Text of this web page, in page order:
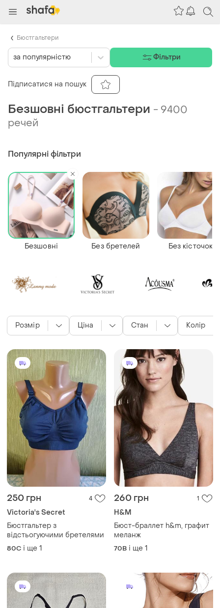
Безшовні бюстгальтери - 9400
речей
250 грн 4
Victoria's Secret
Бюстгальтер з
відстьогуючими бретелями
80C і ще 1
260 грн 1
H&M
Бюст-браллет h&m, графит
меланж
70B і ще 1
Популярні фільтри
Безшовні Без бретелей Без кісточок
Розмір Ціна Стан Колір
за популярністю Фільтри
Підписатися на пошук
Бюстгальтери